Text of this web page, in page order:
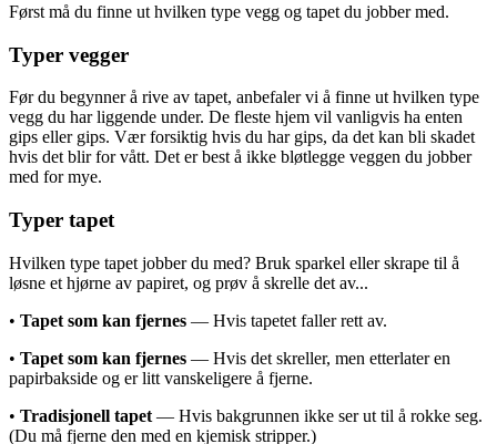
Først må du finne ut hvilken type vegg og tapet du jobber med.
Typer vegger
Før du begynner å rive av tapet, anbefaler vi å finne ut hvilken type
vegg du har liggende under. De fleste hjem vil vanligvis ha enten
gips eller gips. Vær forsiktig hvis du har gips, da det kan bli skadet
hvis det blir for vått. Det er best å ikke bløtlegge veggen du jobber
med for mye.
Typer tapet
Hvilken type tapet jobber du med? Bruk sparkel eller skrape til å
løsne et hjørne av papiret, og prøv å skrelle det av...
• Tapet som kan fjernes — Hvis tapetet faller rett av.
• Tapet som kan fjernes — Hvis det skreller, men etterlater en
papirbakside og er litt vanskeligere å fjerne.
• Tradisjonell tapet — Hvis bakgrunnen ikke ser ut til å rokke seg.
(Du må fjerne den med en kjemisk stripper.)